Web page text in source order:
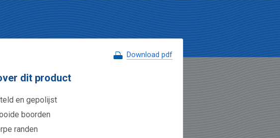
Download pdf
dit product
en gepolijst
boorden
randen